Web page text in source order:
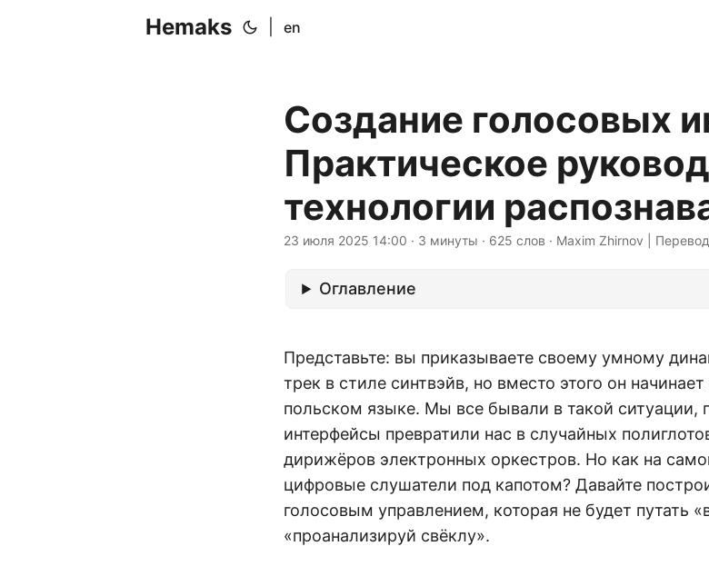
Hemaks en
Создание голосовых
Практическое
технологии
23 июля 2025 14:00 · 3 минуты · 625 слов · Maxim Zhirnov |
Оглавление
Представьте: вы приказываете своему умному
трек в стиле синтвэйв, но вместо этого он
польском языке. Мы все бывали в такой ситуации,
интерфейсы превратили нас в случайных
дирижёров электронных оркестров. Но как на
цифровые слушатели под капотом? Давайте
голосовым управлением, которая не будет путать
«проанализируй свёклу».